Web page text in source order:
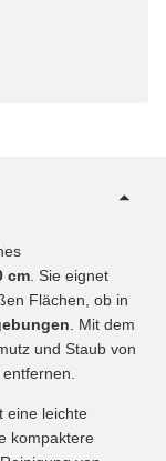
cm . Sie eignet
Flächen, ob in
. Mit dem
und Staub von
eine leichte
kompaktere